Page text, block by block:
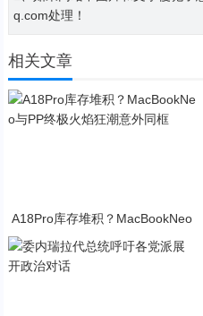
q.com处理！
相关文章
A18Pro库存堆积？MacBookNeo
与PP终极火焰狂潮意外同框